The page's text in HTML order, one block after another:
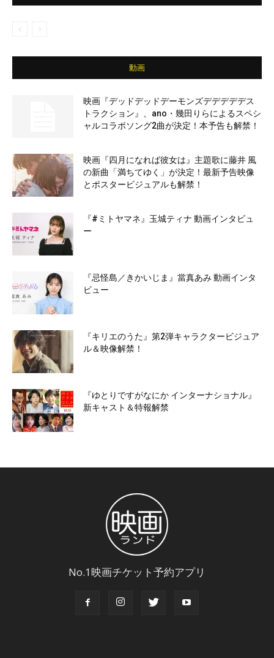
動画
映画『デッドデッドデーモンズデデデデデス
トラクション』、ano・幾田りらによるスペシ
ャルコラボソング2曲が決定！本予告も解禁！
映画『四月になれば彼女は』主題歌に藤井 風
の新曲「満ちてゆく」が決定！最新予告映像
とポスタービジュアルも解禁！
『#ミトヤマネ』玉城ティナ 動画インタビュ
ー
『忌怪島／きかいじま』當真あみ 動画インタ
ビュー
『キリエのうた』第2弾キャラクタービジュア
ル＆映像解禁！
『ゆとりですがなにか インターナショナル』
新キャスト＆特報解禁
No.1映画チケット予約アプリ